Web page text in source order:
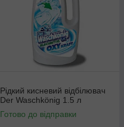
Рідкий кисневий відбілювач
Der Waschkönig 1.5 л
Готово до відправки